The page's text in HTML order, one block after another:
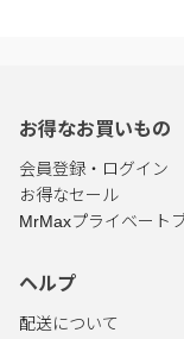
お得なお買いもの
会員登録・ログイン
お得なセール
MrMaxプライベート
ヘルプ
配送について